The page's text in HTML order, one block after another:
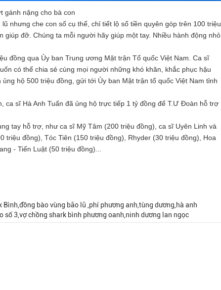
gánh nặng cho bà con
nhưng che con số cụ thể, chỉ tiết lộ số tiền quyên góp trên 100 triệu
giúp đỡ. Chúng ta mỗi người hãy giúp một tay. Nhiều hành động nhỏ
đồng qua Ủy ban Trung ương Mặt trận Tổ quốc Việt Nam. Ca sĩ
có thể chia sẻ cùng mọi người những khó khăn, khắc phục hậu
hộ 500 triệu đồng, gửi tới Ủy ban Mặt trận tổ quốc Việt Nam tỉnh
ca sĩ Hà Anh Tuấn đã ủng hộ trực tiếp 1 tỷ đồng để T.Ư Đoàn hỗ trợ
tay hỗ trợ, như ca sĩ Mỹ Tâm (200 triệu đồng), ca sĩ Uyên Linh và
triệu đồng), Tóc Tiên (150 triệu đồng), Rhyder (30 triệu đồng), Hoa
- Tiến Luật (50 triệu đồng)...
Bình,đồng bào vùng bão lũ ,phí phương anh,tùng dương,hà anh
số 3,vợ chồng shark bình phương oanh,ninh dương lan ngọc